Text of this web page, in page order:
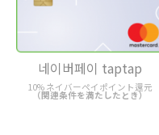
네이버페이 taptap
10% ネイバーペイポイント還元
（関連条件を満たしたとき）